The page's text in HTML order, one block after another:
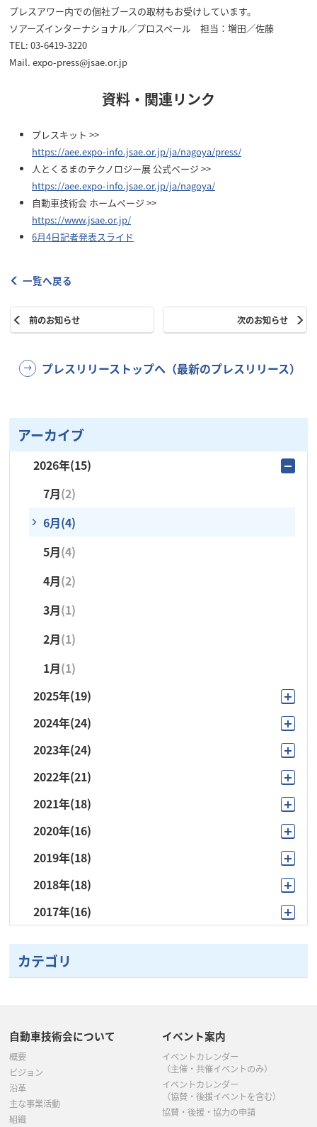
プレスアワー内での個社ブースの取材もお受けしています。
ソアーズインターナショナル／プロスペール 担当：増田／佐藤
TEL: 03-6419-3220
Mail. expo-press@jsae.or.jp
資料・関連リンク
プレスキット >>
https://aee.expo-info.jsae.or.jp/ja/nagoya/press/
人とくるまのテクノロジー展 公式ページ >>
https://aee.expo-info.jsae.or.jp/ja/nagoya/
自動車技術会 ホームページ >>
https://www.jsae.or.jp/
6月4日記者発表スライド
一覧へ戻る
前のお知らせ 次のお知らせ
プレスリリーストップへ（最新のプレスリリース）
アーカイブ
2026年(15)
7月(2)
6月(4)
5月(4)
4月(2)
3月(1)
2月(1)
1月(1)
2025年(19)
11月(3)
10月(2)
7月(2)
6月(3)
5月 (3)
(2)
2024年(24)
12月(1)
11月(1)
10月(1)
9月(3)
8月 (1)
(3)
6月(3)
5月(5)
2月(2)
2023年(24)
11月(2)
10月(3)
9月(1)
8月(1)
7月 (2)
6月(5)
5月(3)
4月(2)
3月(3)
2月(2)
2022年(21)
10月(3)
9月(1)
8月(1)
7月(2)
6月(4)
5月
4月(2)
3月(3)
2月(1)
2021年(18)
11月(1)
10月(3)
9月(3)
8月(1)
7月(2)
6月(2)
5月(4)
4月(1)
2020年(16)
12月(1)
10月(2)
9月(2)
6月(1)
5月(1)
4月(7)
3月(2)
2019年(18)
11月(1)
10月(2)
9月(1)
8月(1)
7月(4)
5月(4)
2018年(18)
11月(1)
10月(1)
9月 (1)
6月(1)
2017年(16)
10月(1)
9月 (1)
7月 (2)
カテゴリ
自動車技術会について
概要
ビジョン
沿革
主な事業活動
組織
イベント案内
イベントカレンダー
（主催・共催イベントのみ）
イベントカレンダー
（協賛・後援イベントを含む）
協賛・後援・協力の申請